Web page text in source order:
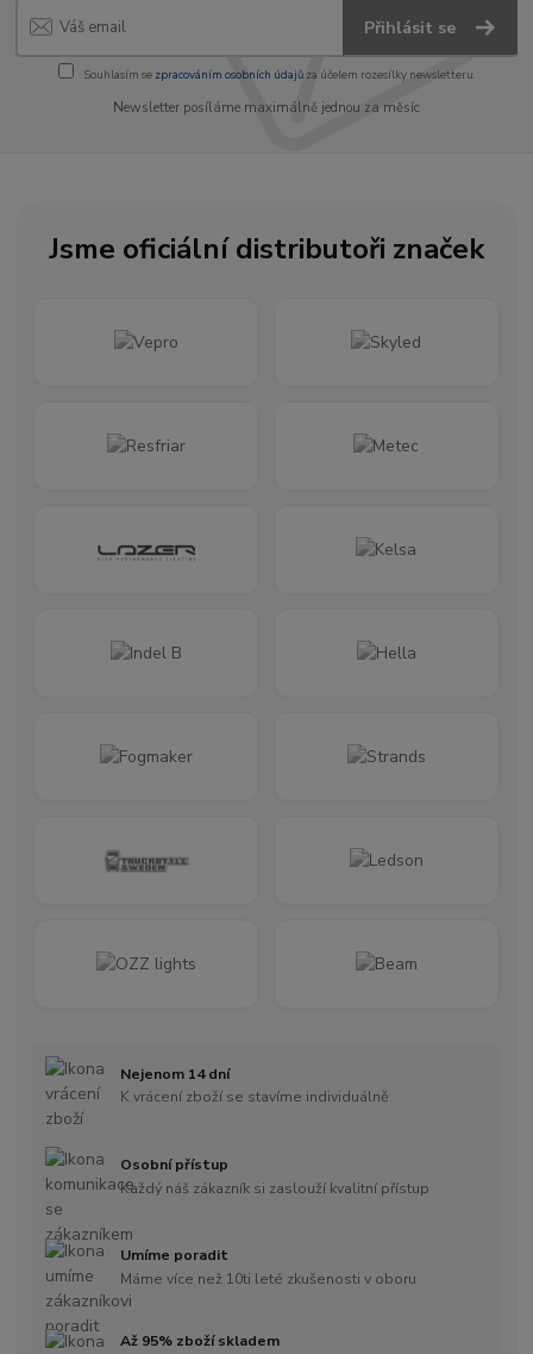
Přihlásit se
Souhlasím se zpracováním osobních údajůza účelem rozesílky newsletteru.
Newsletter posíláme maximálně jednou za měsíc
Jsme oficiální distributoři značek
Nejenom 14 dní
K vrácení zboží se stavíme individuálně
Osobní přístup
Každý náš zákazník si zaslouží kvalitní přístup
Umíme poradit
Máme více než 10ti leté zkušenosti v oboru
Až 95% zboží skladem